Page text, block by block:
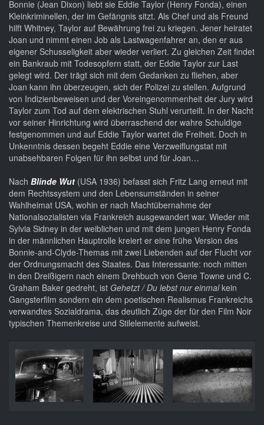
Bonnie (Jean Dixon) liebt sie Eddie Taylor (Henry Fonda), einen
Kleinkriminellen, der im Gefängnis sitzt. Als Chef und als Freund
hilft Whitney, Taylor auf Bewährung frei zu kriegen. Jener heiratet
Joan und nimmt einen Job als Lastwagenfahrer an, den er aus
eigener Schusseligkeit aber wieder verliert. Zu gleichen Zeit findet
ein Bankraub mit Todesopfern statt, der Eddie Taylor zur Last
gelegt wird. Der trägt sich mit dem Gedanken zu fliehen, aber
Joan kann ihn überzeugen, sich der Polizei zu stellen. Aufgrund
von Indizienbeweisen und der Voreingenommenheit der Jury wird
Taylor zum Tod auf dem elektrischen Stuhl verurteilt. In der Nacht
vor seiner Hinrichtung wird überraschend der wahre Schuldige
festgenommen und auf Eddie Taylor wartet die Freiheit. Doch in
Unkenntnis dessen begeht Eddie eine Verzweiflungstat mit
unabsehbaren Folgen für ihn selbst und für Joan…
Nach Blinde Wut (USA 1936) befasst sich Fritz Lang erneut mit
dem Rechtssystem und den Lebensumständen in seiner
Wahlheimat USA, wohin er nach Machtübernahme der
Nationalsozialisten via Frankreich ausgewandert war. Wieder mit
Sylvia Sidney in der weiblichen und mit dem jungen Henry Fonda
in der männlichen Hauptrolle kreiert er eine frühe Version des
Bonnie-and-Clyde-Themas mit zwei Liebenden auf der Flucht vor
der Ordnungsmacht des Staates. Das Interessante: noch mitten
in den Dreißigern nach einem Drehbuch von Gene Towne und C.
Graham Baker gedreht, ist Gehetzt / Du lebst nur einmalkein
Gangsterfilm sondern ein dem poetischen Realismus Frankreichs
verwandtes Sozialdrama, das deutlich Züge der für den Film Noir
typischen Themenkreise und Stilelemente aufweist.